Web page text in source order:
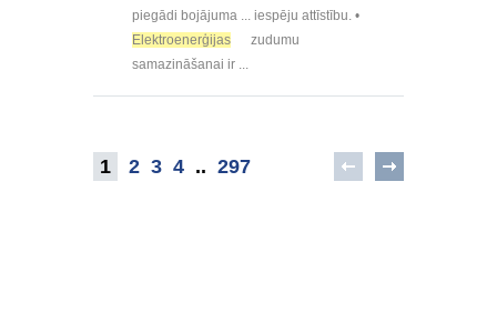
piegādi bojājuma ... iespēju attīstību. •
Elektroenerģijas
zudumu
samazināšanai ir ...
1 2 3 4 .. 297